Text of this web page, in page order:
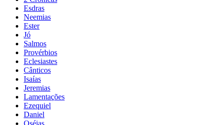
Esdras
Neemias
Ester
Jó
Salmos
Provérbios
Eclesiastes
Cânticos
Isaías
Jeremias
Lamentações
Ezequiel
Daniel